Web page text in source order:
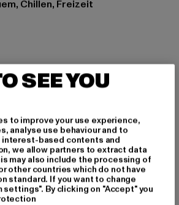
Chillen, Freizeit
100% Baumwolle
GmbH |info@tbint.de
Straße 7 | 64372 Ober-Ramstadt |
SEE YOU
to improve your use experience,
analyse use behaviour and to
interest-based contents and
we allow partners to extract data
may also include the processing of
other countries which do not have
standard. If you want to change
settings". By clicking on "Accept" you